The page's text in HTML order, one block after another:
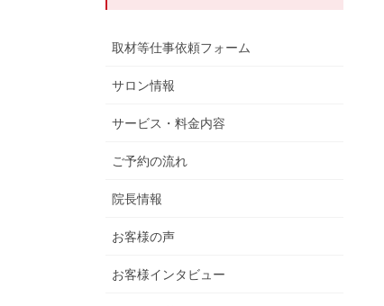
取材等仕事依頼フォーム
サロン情報
サービス・料金内容
ご予約の流れ
院長情報
お客様の声
お客様インタビュー